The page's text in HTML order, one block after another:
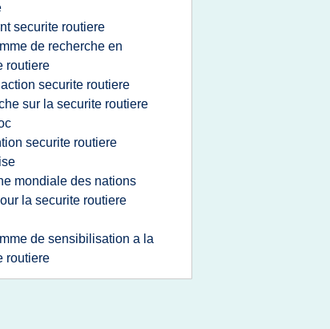
securite routiere
de recherche en
routiere
securite routiere
sur la securite routiere
securite routiere
mondiale des nations
la securite routiere
de sensibilisation a la
routiere